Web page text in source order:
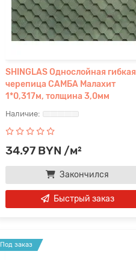
SHINGLAS Однослойная гибкая
черепица САМБА Малахит
1*0,317м, толщина 3,0мм
34.97 BYN /м²
Закончился
Быстрый заказ
Под заказ